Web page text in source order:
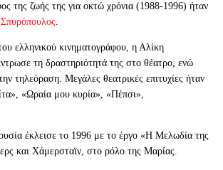
της ζωής της για οκτώ χρόνια (1988-1996) ήταν
.
ελληνικού κινηματογράφου, η Αλίκη
τη δραστηριότητά της στο θέατρο, ενώ
τηλεόραση. Μεγάλες θεατρικές επιτυχίες ήταν
«Ωραία μου κυρία», «Πέπσι»,
έκλεισε το 1996 με το έργο «Η Μελωδία της
και Χάμερσταϊν, στο ρόλο της Μαρίας.